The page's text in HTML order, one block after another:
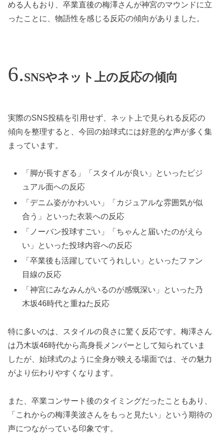
める人もおり、卒業直後の梅澤さんが神宮のマウンドに立
ったことに、物語性を感じる反応の傾向がありました。
SNSやネット上の反応の傾向
実際のSNS投稿を引用せず、ネット上で見られる反応の
傾向を整理すると、今回の始球式には好意的な声が多く集
まっています。
「脚が長すぎる」「スタイルが良い」といったビジ
ュアル面への反応
「デニム姿がかわいい」「カジュアルな雰囲気が似
合う」といった衣装への反応
「ノーバン投球すごい」「ちゃんと届いたのがえら
い」といった投球内容への反応
「卒業後も活躍していてうれしい」といったファン
目線の反応
「神宮にみなみんがいるのが感慨深い」といった乃
木坂46時代と重ねた反応
特に多いのは、スタイルの良さに驚く反応です。梅澤さん
は乃木坂46時代から高身長メンバーとして知られていま
したが、始球式のように全身が映える場面では、その魅力
がより伝わりやすくなります。
また、卒業コンサート後のタイミングだったこともあり、
「これからの梅澤美波さんをもっと見たい」という期待の
声につながっている印象です。